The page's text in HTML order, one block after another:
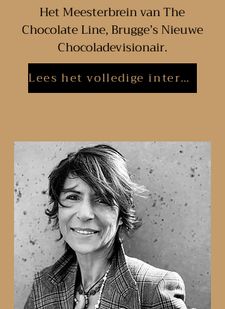
Het Meesterbrein van The
Chocolate Line, Brugge’s Nieuwe
Chocoladevisionair.
Lees het volledige interview